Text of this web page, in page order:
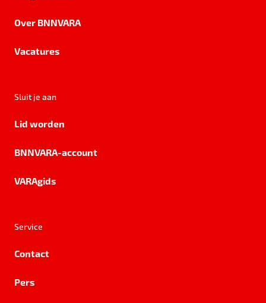
Over BNNVARA
Vacatures
Sluit je aan
Lid worden
BNNVARA-account
VARAgids
Service
Contact
Pers